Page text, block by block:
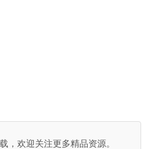
，欢迎关注更多精品资源。